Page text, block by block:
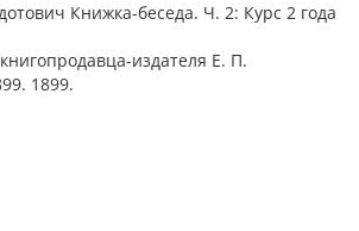
Книжка-беседа. Ч. 2: Курс 2 года
издателя Е. П.
1899.